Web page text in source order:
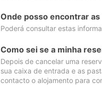
Onde posso encontrar
Poderá consultar estas
Como sei se a minha
Depois de cancelar uma
sua caixa de entrada e as
contacto o alojamento para